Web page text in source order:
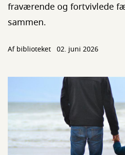
fraværende og fortvivlede
sammen.
Af biblioteket 02. juni 2026